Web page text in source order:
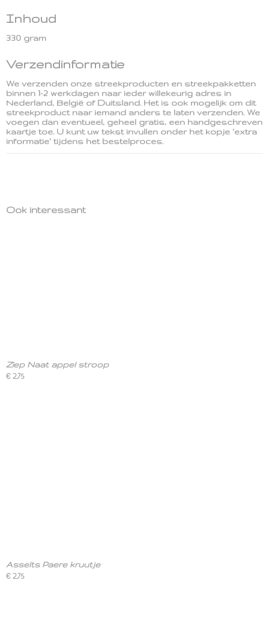
Inhoud
330 gram
Verzendinformatie
We verzenden onze streekproducten en streekpakketten
binnen 1-2 werkdagen naar ieder willekeurig adres in
Nederland, België of Duitsland. Het is ook mogelijk om dit
streekproduct naar iemand anders te laten verzenden. We
voegen dan eventueel, geheel gratis, een handgeschreven
kaartje toe. U kunt uw tekst invullen onder het kopje 'extra
informatie' tijdens het bestelproces.
Ook interessant
Ziep Naat appel stroop
€ 2,75
Asselts Paere kruutje
€ 2,75